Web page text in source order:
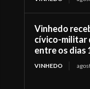
Vinhedo
cívico-militar
entre os dias
VINHEDO